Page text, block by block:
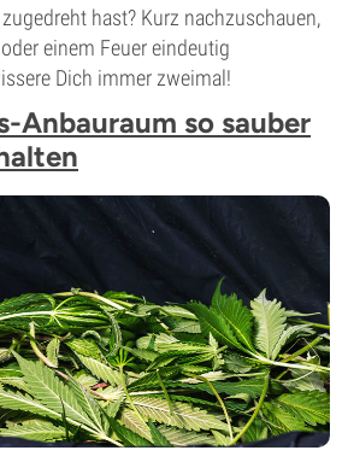
hast? Kurz nachzuschauen,
einem Feuer eindeutig
Dich immer zweimal!
Anbauraum so sauber